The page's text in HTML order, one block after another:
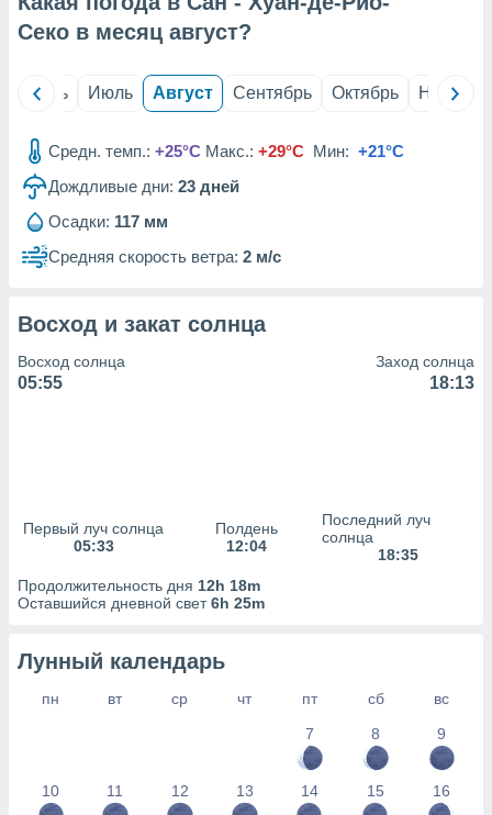
из
данных
наших 1199
Секо в месяц август?
Июнь Июль Август Сентябрь Октябрь Ноябрь
Средн. темп.: +25°C Макс.: +29°C Мин: +21°C
Дождливые дни: 23 дней
Осадки: 117 мм
Средняя скорость ветра: 2 м/с
Восход и закат солнца
Восход солнца
05:55
Заход солнца
18:13
Первый луч солнца
05:33
Полдень
12:04
Последний луч
солнца
18:35
Продолжительность дня 12h 18m
Оставшийся дневной свет6h 25m
Лунный календарь
пн вт ср чт пт сб
вс
7
8 9
10 11 12 13 14 15 16